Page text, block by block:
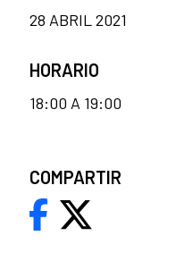
28 ABRIL 2021
HORARIO
18:00 A 19:00
COMPARTIR